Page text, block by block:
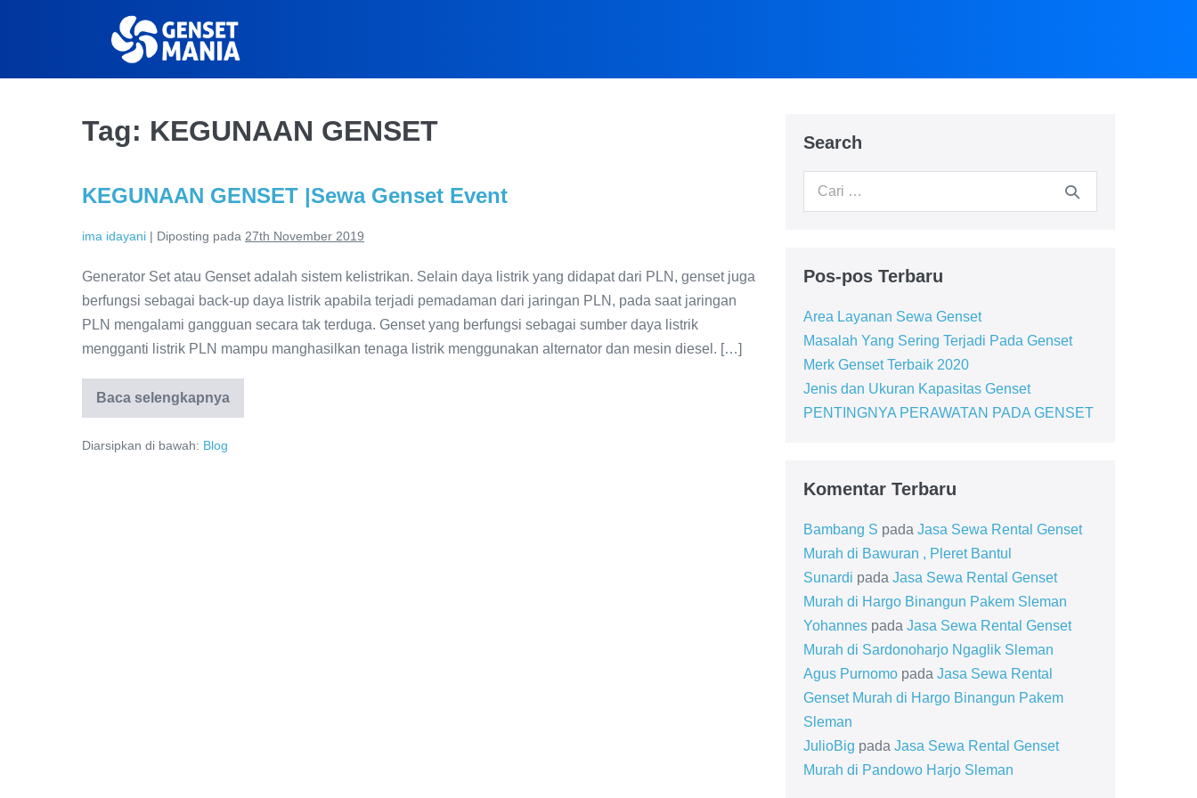
Tag: KEGUNAAN GENSET
KEGUNAAN GENSET |Sewa Genset Event
ima idayani | Diposting pada 27th November 2019
Generator Set atau Genset adalah sistem kelistrikan. Selain daya listrik yang didapat dari PLN, genset juga
berfungsi sebagai back-up daya listrik apabila terjadi pemadaman dari jaringan PLN, pada saat jaringan
PLN mengalami gangguan secara tak terduga. Genset yang berfungsi sebagai sumber daya listrik
mengganti listrik PLN mampu manghasilkan tenaga listrik menggunakan alternator dan mesin diesel. […]
Baca selengkapnya
Diarsipkan di bawah: Blog
Search
Pos-pos Terbaru
Area Layanan Sewa Genset
Masalah Yang Sering Terjadi Pada Genset
Merk Genset Terbaik 2020
Jenis dan Ukuran Kapasitas Genset
PENTINGNYA PERAWATAN PADA GENSET
Komentar Terbaru
Bambang S pada Jasa Sewa Rental Genset
Murah di Bawuran , Pleret Bantul
Sunardi pada Jasa Sewa Rental Genset
Murah di Hargo Binangun Pakem Sleman
Yohannespada Jasa Sewa Rental Genset
Murah di Sardonoharjo Ngaglik Sleman
Agus Purnomopada Jasa Sewa Rental
Genset Murah di Hargo Binangun Pakem
Sleman
JulioBig pada Jasa Sewa Rental Genset
Murah di Pandowo Harjo Sleman